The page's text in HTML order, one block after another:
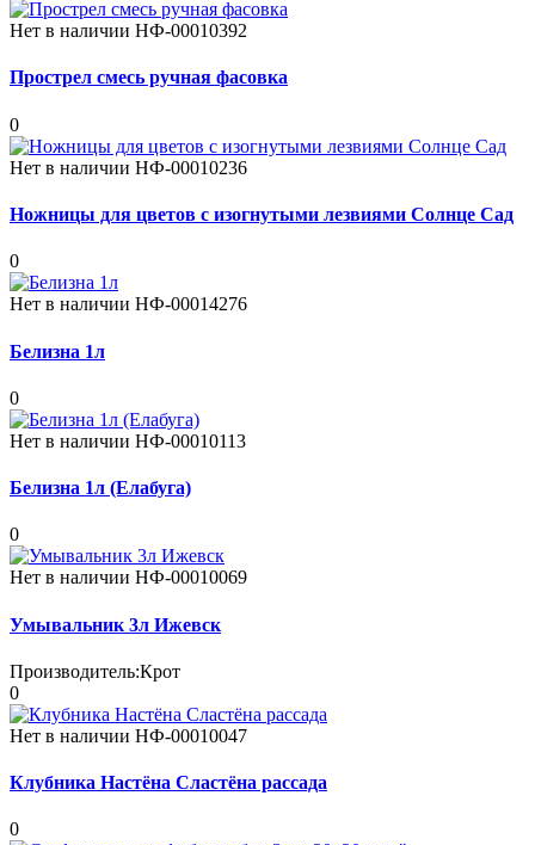
Нет в наличии НФ-00010392
Прострел смесь ручная фасовка
0
Нет в наличии НФ-00010236
Ножницы для цветов с изогнутыми лезвиями Солнце Сад
0
Нет в наличии НФ-00014276
Белизна 1л
0
Нет в наличии НФ-00010113
Белизна 1л (Елабуга)
0
Нет в наличии НФ-00010069
Умывальник 3л Ижевск
Производитель:Крот
0
Нет в наличии НФ-00010047
Клубника Настёна Сластёна рассада
0